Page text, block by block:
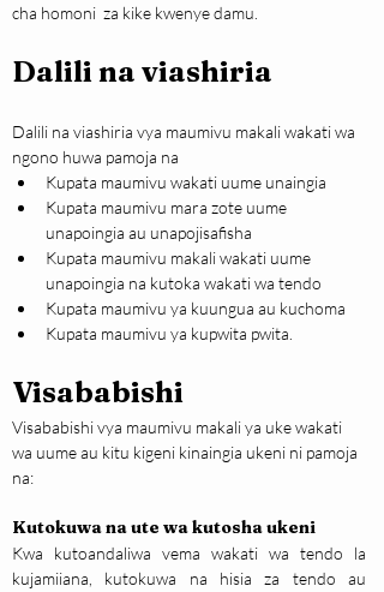
cha homoni  za kike kwenye damu.
Dalili na viashiria
Dalili na viashiria vya maumivu makali wakati wa
ngono huwa pamoja na
Kupata maumivu wakati uume unaingia
Kupata maumivu mara zote uume
unapoingia au unapojisafisha
Kupata maumivu makali wakati uume
unapoingia na kutoka wakati wa tendo
Kupata maumivu ya kuungua au kuchoma
Kupata maumivu ya kupwita pwita.
Visababishi
Visababishi vya maumivu makali ya uke wakati
wa uume au kitu kigeni kinaingia ukeni ni pamoja
na:
Kutokuwa na ute wa kutosha ukeni
Kwa kutoandaliwa vema wakati wa tendo la
kujamiiana, kutokuwa na hisia za tendo au